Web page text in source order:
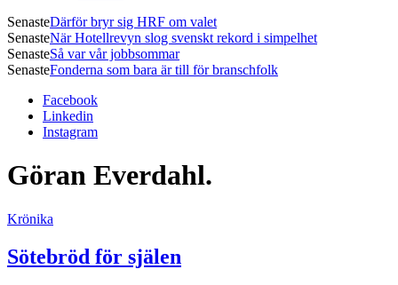
SenasteDärför bryr sig HRF om valet
SenasteNär Hotellrevyn slog svenskt rekord i simpelhet
SenasteSå var vår jobbsommar
SenasteFonderna som bara är till för branschfolk
Facebook
Linkedin
Instagram
Göran Everdahl.
Krönika
Sötebröd för själen